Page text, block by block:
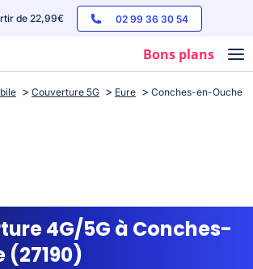
de 22,99€ 02 99 36 30 54
Bons plans
Couverture 5G Eure Conches-en-Ouche
4G/5G à Conches-
(27190)